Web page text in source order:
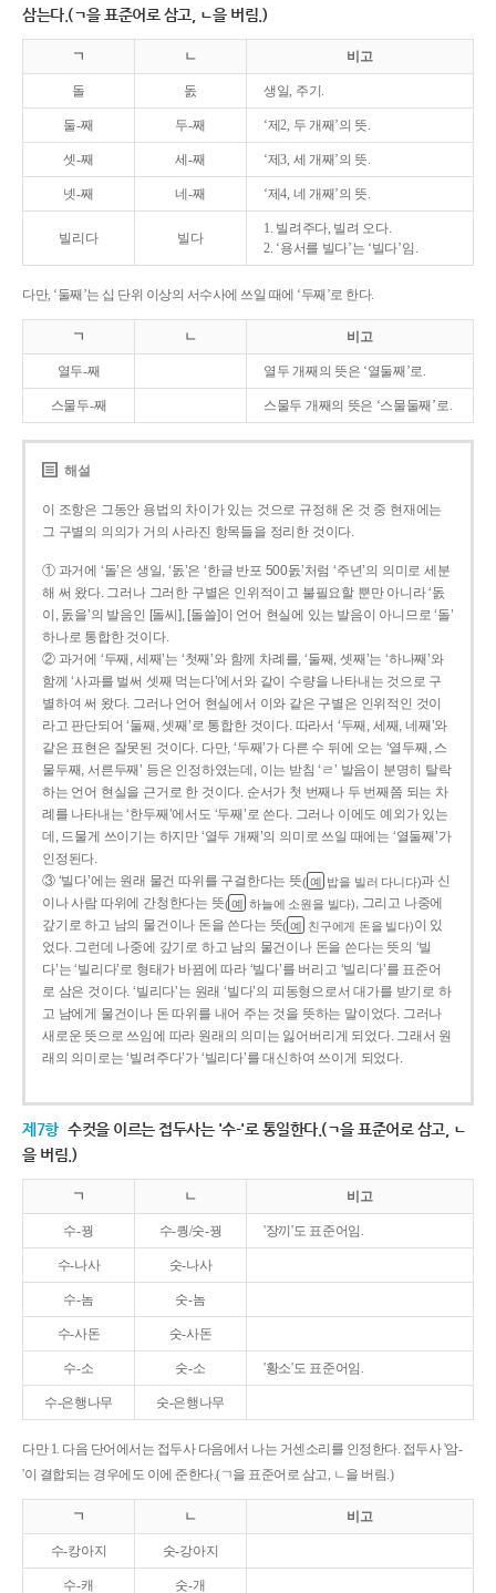
삼는다.(ㄱ을 표준어로 삼고, ㄴ을 버림.)
ㄱ ㄴ 비고
돌 돐 생일, 주기.
둘-째 두-째 ‘제2, 두 개째’의 뜻.
셋-째 세-째 ‘제3, 세 개째’의 뜻.
넷-째 네-째 ‘제4, 네 개째’의 뜻.
빌리다 빌다
1. 빌려주다, 빌려 오다.
2. ‘용서를 빌다’는 ‘빌다’임.
다만, ‘둘째’는 십 단위 이상의 서수사에 쓰일 때에 ‘두째’로 한다.
ㄱ ㄴ 비고
열두-째 열두 개째의 뜻은 ‘열둘째’로.
스물두-째 스물두 개째의 뜻은 ‘스물둘째’로.
해설
이 조항은 그동안 용법의 차이가 있는 것으로 규정해 온 것 중 현재에는
그 구별의 의의가 거의 사라진 항목들을 정리한 것이다.
① 과거에 ‘돌’은 생일, ‘돐’은 ‘한글 반포 500돐’처럼 ‘주년’의 의미로 세분
해 써 왔다. 그러나 그러한 구별은 인위적이고 불필요할 뿐만 아니라 ‘돐
이, 돐을’의 발음인 [돌씨], [돌쓸]이 언어 현실에 있는 발음이 아니므로 ‘돌’
하나로 통합한 것이다.
② 과거에 ‘두째, 세째’는 ‘첫째’와 함께 차례를, ‘둘째, 셋째’는 ‘하나째’와
함께 ‘사과를 벌써 셋째 먹는다’에서와 같이 수량을 나타내는 것으로 구
별하여 써 왔다. 그러나 언어 현실에서 이와 같은 구별은 인위적인 것이
라고 판단되어 ‘둘째, 셋째’로 통합한 것이다. 따라서 ‘두째, 세째, 네째’와
같은 표현은 잘못된 것이다. 다만, ‘두째’가 다른 수 뒤에 오는 ‘열두째, 스
물두째, 서른두째’ 등은 인정하였는데, 이는 받침 ‘ㄹ’ 발음이 분명히 탈락
하는 언어 현실을 근거로 한 것이다. 순서가 첫 번째나 두 번째쯤 되는 차
례를 나타내는 ‘한두째’에서도 ‘두째’로 쓴다. 그러나 이에도 예외가 있는
데, 드물게 쓰이기는 하지만 ‘열두 개째’의 의미로 쓰일 때에는 ‘열둘째’가
인정된다.
③ ‘빌다’에는 원래 물건 따위를 구걸한다는 뜻( 예 밥을 빌러 다니다)과 신
이나 사람 따위에 간청한다는 뜻( 예 하늘에 소원을 빌다), 그리고 나중에
갚기로 하고 남의 물건이나 돈을 쓴다는 뜻( 예 친구에게 돈을 빌다)이 있
었다. 그런데 나중에 갚기로 하고 남의 물건이나 돈을 쓴다는 뜻의 ‘빌
다’는 ‘빌리다’로 형태가 바뀜에 따라 ‘빌다’를 버리고 ‘빌리다’를 표준어
로 삼은 것이다. ‘빌리다’는 원래 ‘빌다’의 피동형으로서 대가를 받기로 하
고 남에게 물건이나 돈 따위를 내어 주는 것을 뜻하는 말이었다. 그러나
새로운 뜻으로 쓰임에 따라 원래의 의미는 잃어버리게 되었다. 그래서 원
래의 의미로는 ‘빌려주다’가 ‘빌리다’를 대신하여 쓰이게 되었다.
제7항 수컷을 이르는 접두사는 '수-'로 통일한다.(ㄱ을 표준어로 삼고, ㄴ
을 버림.)
ㄱ ㄴ 비고
수-꿩 수-퀑/숫-꿩 '장끼'도 표준어임.
수-나사 숫-나사
수-놈 숫-놈
수-사돈 숫-사돈
수-소 숫-소 '황소'도 표준어임.
수-은행나무 숫-은행나무
다만 1. 다음 단어에서는 접두사 다음에서 나는 거센소리를 인정한다. 접두사 '암-
'이 결합되는 경우에도 이에 준한다.(ㄱ을 표준어로 삼고, ㄴ을 버림.)
ㄱ ㄴ 비고
수-캉아지 숫-강아지
수-캐 숫-개